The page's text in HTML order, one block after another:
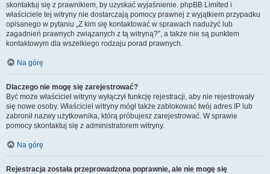
skontaktuj się z prawnikiem, by uzyskać wyjaśnienie. phpBB Limited i
właściciele tej witryny nie dostarczają pomocy prawnej z wyjątkiem przypadku
opisanego w pytaniu „Z kim się kontaktować w sprawach nadużyć lub
zagadnień prawnych związanych z tą witryną?”, a także nie są punktem
kontaktowym dla wszelkiego rodzaju porad prawnych.
Na górę
Dlaczego nie mogę się zarejestrować?
Być może właściciel witryny wyłączył funkcję rejestracji, aby nie rejestrowały
się nowe osoby. Właściciel witryny mógł także zablokować twój adres IP lub
zabronił nazwy użytkownika, którą próbujesz zarejestrować. W sprawie
pomocy skontaktuj się z administratorem witryny.
Na górę
Rejestracja została przeprowadzona poprawnie, ale nie mogę się